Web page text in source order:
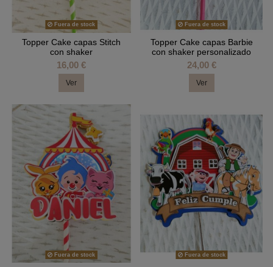
Fuera de stock
Topper Cake capas Stitch
con shaker
16,00 €
Ver
Fuera de stock
Topper Cake capas Barbie
con shaker personalizado
24,00 €
Ver
Fuera de stock Fuera de stock